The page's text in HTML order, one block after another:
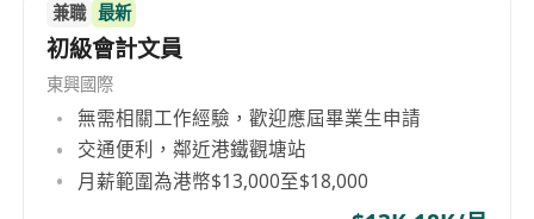
溝通技巧
精通Microsoft Office軟件(Word, Excel, PPT)
你將享有
具競爭力的薪酬待遇,包括雙糧及激勵奬金
五天工作, 公眾假期
加班津貼
兼職 最新
初級會計文員
東興國際
無需相關工作經驗，歡迎應屆畢業生申請
交通便利，鄰近港鐵觀塘站
月薪範圍為港幣$13,000至$18,000